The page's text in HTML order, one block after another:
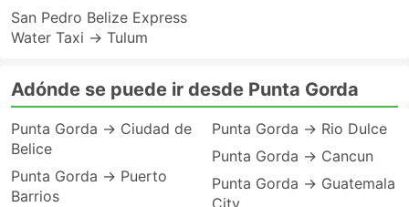
San Pedro Belize Express
Water Taxi → Tulum
Adónde se puede ir desde Punta Gorda
Punta Gorda → Ciudad de
Belice
Punta Gorda → Puerto
Barrios
Punta Gorda → Rio Dulce
Punta Gorda → Cancun
Punta Gorda → Guatemala
City